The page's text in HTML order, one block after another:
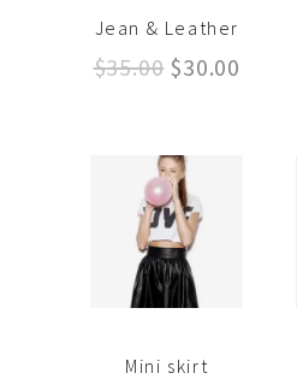
Jean & Leather
$35.00 Le
était :
$35.00.
$30.00
Mini skirt